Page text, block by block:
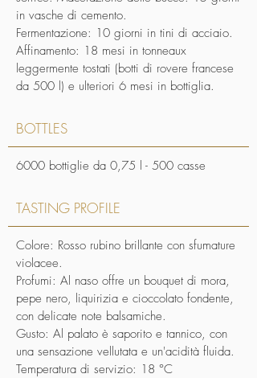
in vasche di cemento.
Fermentazione: 10 giorni in tini di acciaio.
Affinamento: 18 mesi in tonneaux
leggermente tostati (botti di rovere francese
da 500 l) e ulteriori 6 mesi in bottiglia.
BOTTLES
6000 bottiglie da 0,75 l - 500 casse
TASTING PROFILE
Colore: Rosso rubino brillante con sfumature
violacee.
Profumi: Al naso offre un bouquet di mora,
pepe nero, liquirizia e cioccolato fondente,
con delicate note balsamiche.
Gusto: Al palato è saporito e tannico, con
una sensazione vellutata e un'acidità fluida.
Temperatura di servizio: 18 °C